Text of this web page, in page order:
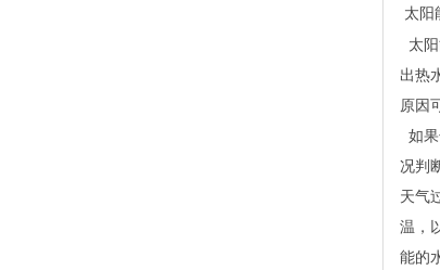
太阳
太
出热
原因
如
况判
天气
温，
能的